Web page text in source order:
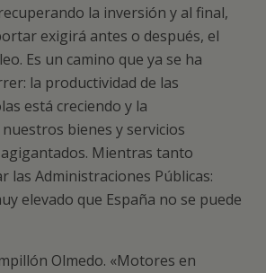
la inversión y al final,
exigirá antes o después, el
Es un camino que ya se ha
la productividad de las
está creciendo y la
bienes y servicios
Mientras tanto
las Administraciones Públicas:
elevado que España no se puede
Olmedo. «Motores en